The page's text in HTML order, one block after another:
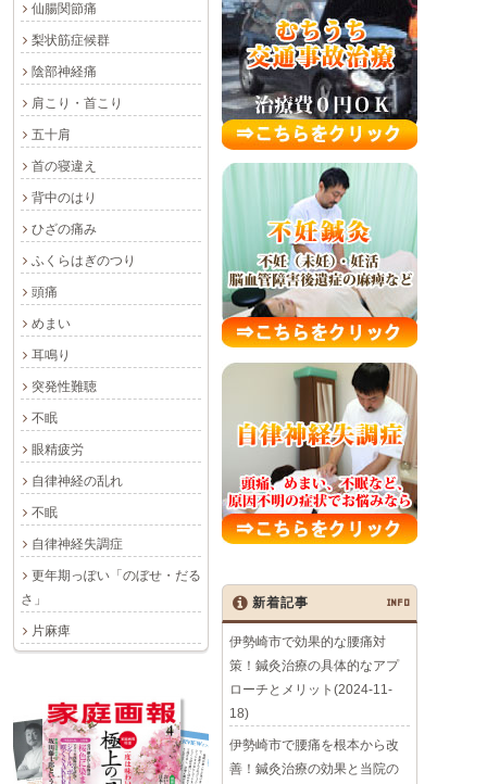
仙腸関節痛
梨状筋症候群
陰部神経痛
肩こり・首こり
五十肩
首の寝違え
背中のはり
ひざの痛み
ふくらはぎのつり
頭痛
めまい
耳鳴り
突発性難聴
不眠
眼精疲労
自律神経の乱れ
不眠
自律神経失調症
更年期っぽい「のぼせ・だる
さ」
片麻痺
新着記事 INFO
伊勢崎市で効果的な腰痛対
策！鍼灸治療の具体的なアプ
ローチとメリット(2024-11-
18)
伊勢崎市で腰痛を根本から改
善！鍼灸治療の効果と当院の